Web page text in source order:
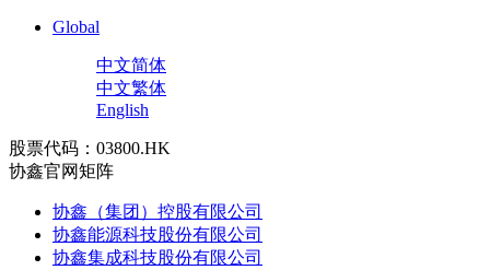
Global
中文简体
中文繁体
English
股票代码：03800.HK
协鑫官网矩阵
协鑫（集团）控股有限公司
协鑫能源科技股份有限公司
协鑫集成科技股份有限公司